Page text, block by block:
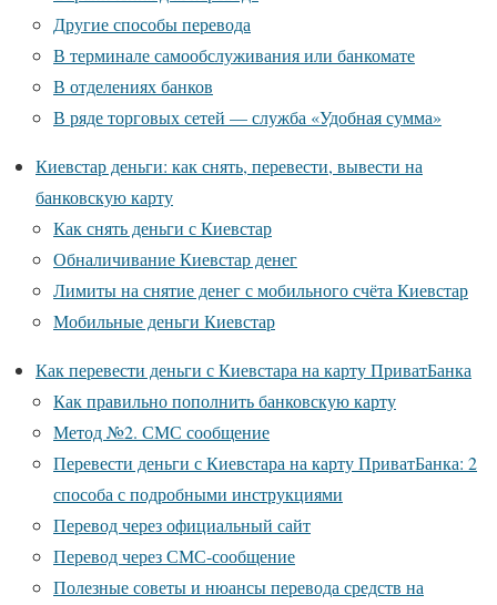
Другие способы перевода
В терминале самообслуживания или банкомате
В отделениях банков
В ряде торговых сетей — служба «Удобная сумма»
Киевстар деньги: как снять, перевести, вывести на
банковскую карту
Как снять деньги с Киевстар
Обналичивание Киевстар денег
Лимиты на снятие денег с мобильного счёта Киевстар
Мобильные деньги Киевстар
Как перевести деньги с Киевстара на карту ПриватБанка
Как правильно пополнить банковскую карту
Метод №2. СМС сообщение
Перевести деньги с Киевстара на карту ПриватБанка: 2
способа с подробными инструкциями
Перевод через официальный сайт
Перевод через СМС-сообщение
Полезные советы и нюансы перевода средств на